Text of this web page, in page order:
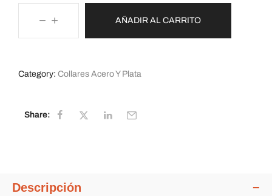
AÑADIR AL CARRITO
Category: Collares Acero Y Plata
Share:
Descripción